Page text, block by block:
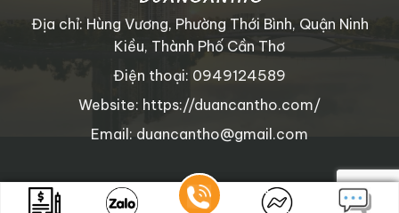
Địa chỉ: Hùng Vương, Phường Thới Bình, Quận Ninh
Kiều, Thành Phố Cần Thơ
Điện thoại: 0949124589
Website: https://duancantho.com/
Email: duancantho@gmail.com
Copyright © 2025 duancantho.com . All rights reserved.